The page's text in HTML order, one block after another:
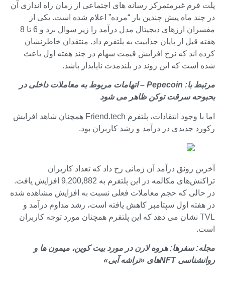
پلت فرم غیرمتمرکز رسانه های اجتماعی از زمان راه اندازی آن
در چند ماه پیش چندین بار “مرده” اعلام شده است. یکی از
مفسران ارزهای دیجیتال مدل درآمد را زیر سوال برد و 6 تا 8
هفته قبل از پایان جذابیت به پلتفرم داد. منتقدان خاطرنشان
کرده اند که نرخ افزایش قیمت سهام در چند هفته اول باعث
شده است که این روند در بلندمدت ناپایدار باشد.
مرتبط با:
Pepecoin – اتهامات مربوط به معاملات داخلی در
بحبوحه سرقت توکن ظاهر می شود
اما با وجود انتقادات، پلتفرم Friend.tech همچنان شاهد افزایش
رکورد جدیدی در درآمد و رشد کاربران بود.
آخرین رونق درآمد آن زمانی رخ داد که تعداد کاربران
تراکنش‌های مکالمه در این پلتفرم به 9,200,882 افزایش یافت.
در حالی که حجم معاملات فعلی نسبت به افزایش مشاهده شده
در هفته اول سپتامبر کاهش یافته است، رشد مداوم درآمد و
TVL نشان می دهد که این پلتفرم همچنان مورد توجه کاربران
است.
مجله:سفرها: هروه لارن در مورد بیت کوین، میمون ها و
روانشناسی NFTهای «تراشه آبی»